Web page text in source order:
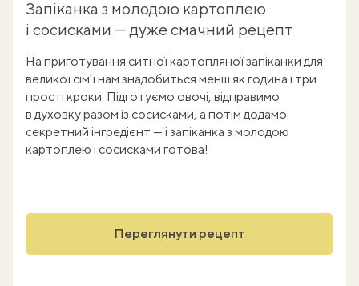
Запіканка з молодою картоплею
і сосисками — дуже смачний рецепт
На приготування ситної картопляної запіканки для
великої сім’ї нам знадобиться менш як година і три
прості кроки. Підготуємо овочі, відправимо
в духовку разом із сосисками, а потім додамо
секретний інгредієнт — і запіканка з молодою
картоплею і сосисками готова!
Переглянути рецепт